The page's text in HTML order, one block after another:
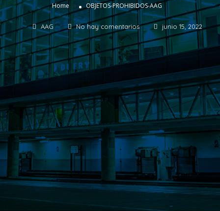
Home » OBJETOS-PROHIBIDOS-AAG
AAG No hay comentarios junio 15, 2022